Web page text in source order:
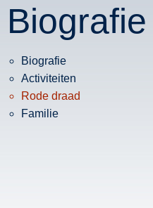
Biografie
Biografie
Activiteiten
Rode draad
Familie